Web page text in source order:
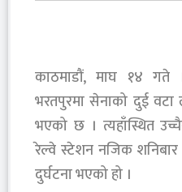
काठमाडौं, माघ १४ गते
भरतपुरमा सेनाको दुई
भएको छ । त्यहाँस्थित
रेल्वे स्टेशन नजिक
दुर्घटना भएको हो ।